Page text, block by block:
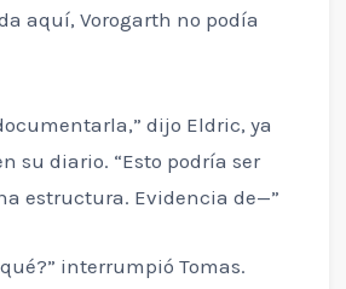
aquí, Vorogarth no podía
dijo Eldric, ya
su diario. “Esto podría ser
estructura. Evidencia de—”
interrumpió Tomas.